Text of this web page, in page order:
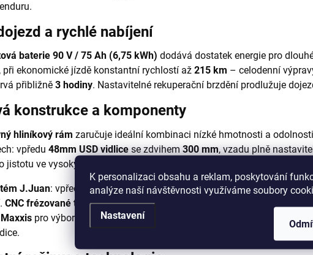
K personalizaci obsahu a reklam, poskytování
analýze naší návštěvnosti využíváme soubory
Nastavení
a rychlé nabíjení
baterie 90 V / 75 Ah (6,75 kWh) dodává dostatek energie pro
při ekonomické jízdě konstantní rychlostí až 215 km – celodenní
přibližně 3 hodiny. Nastavitelné rekuperační brzdění prodlužuje
konstrukce a komponenty
hliníkový rám zaručuje ideální kombinaci nízké hmotnosti a
vpředu 48mm USD vidlicese zdvihem300 mm, vzadu plně
jistotu ve vysokých rychlostech a absorpci tvrdých dopadů při skocích i
J.Juan: vpředu dvoupístkové třmeny a kotouč270 mm, vzadu
CNC frézované trojité brýlez hliníkové slitiny zajišťují tuhost a
Maxxis pro výbornou trakci v blátě, písku i na kameni. Celek je